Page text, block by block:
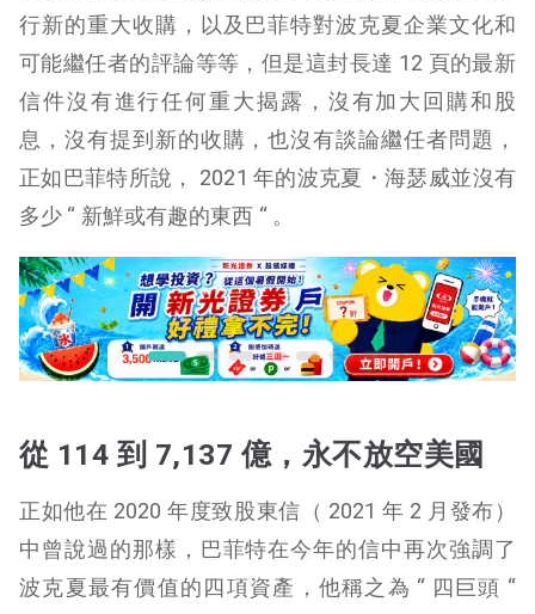
行新的重大收購，以及巴菲特對波克夏企業文化和
可能繼任者的評論等等，但是這封長達 12 頁的最新
信件沒有進行任何重大揭露，沒有加大回購和股
息，沒有提到新的收購，也沒有談論繼任者問題，
正如巴菲特所說， 2021 年的波克夏・海瑟威並沒有
多少 “ 新鮮或有趣的東西 “ 。
從 114 到 7,137 億，永不放空美國
正如他在 2020 年度致股東信（ 2021 年 2 月發布）
中曾說過的那樣，巴菲特在今年的信中再次強調了
波克夏最有價值的四項資產，他稱之為 “ 四巨頭 “